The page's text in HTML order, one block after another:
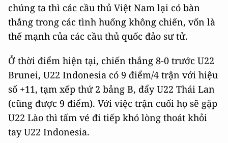
chúng ta thì các cầu thủ Việt Nam lại có bàn
thắng trong các tình huống không chiến, vốn là
thế mạnh của các cầu thủ quốc đảo sư tử.
Ở thời điểm hiện tại, chiến thắng 8-0 trước U22
Brunei, U22 Indonesia có 9 điểm/4 trận với hiệu
số +11, tạm xếp thứ 2 bảng B, đẩy U22 Thái Lan
(cũng được 9 điểm). Với việc trận cuối họ sẽ gặp
U22 Lào thì tấm vé đi tiếp khó lòng thoát khỏi
tay U22 Indonesia.